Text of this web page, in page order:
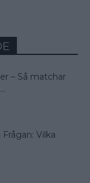
– Så matchar
Frågan: Vilka